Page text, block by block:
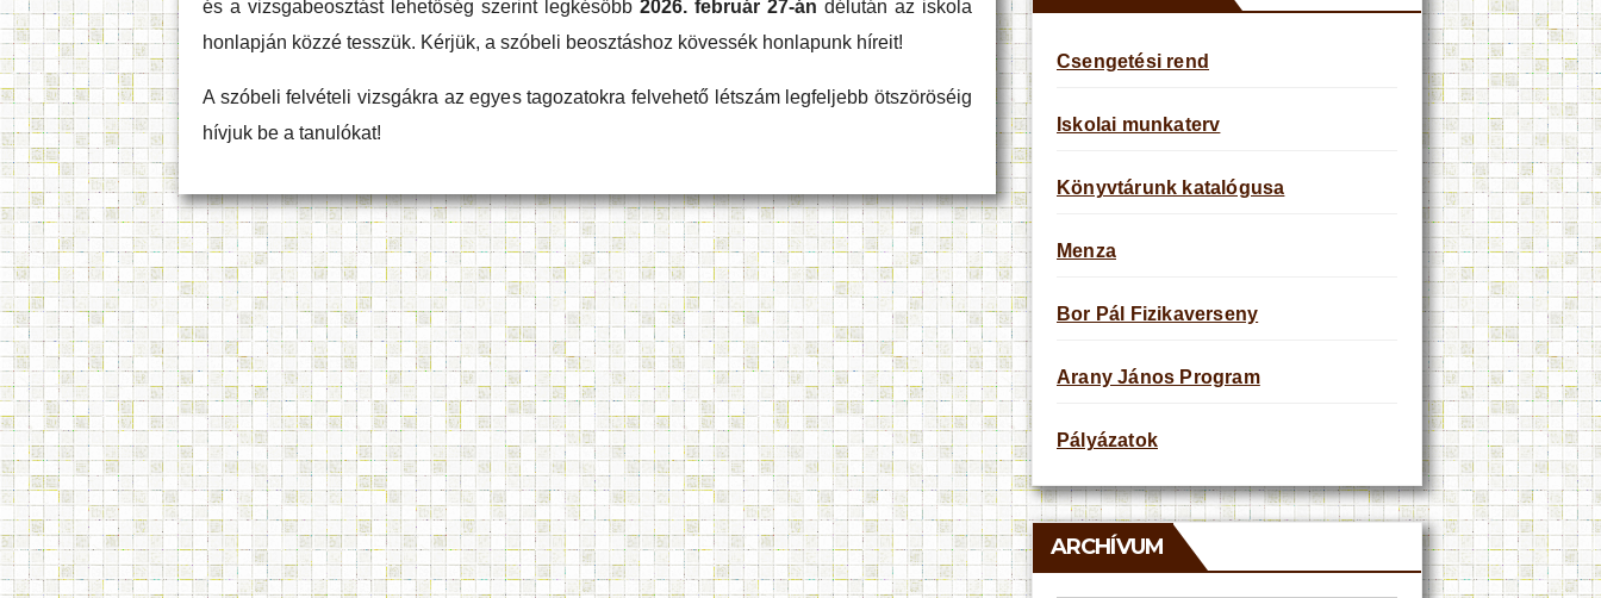
és a vizsgabeosztást lehetőség szerint legkésőbb 2026. február 27-án délután az iskola
honlapján közzé tesszük. Kérjük, a szóbeli beosztáshoz kövessék honlapunk híreit!
A szóbeli felvételi vizsgákra az egyes tagozatokra felvehető létszám legfeljebb ötszöröséig
hívjuk be a tanulókat!
Csengetési rend
Iskolai munkaterv
Könyvtárunk katalógusa
Menza
Bor Pál Fizikaverseny
Arany János Program
Pályázatok
ARCHÍVUM